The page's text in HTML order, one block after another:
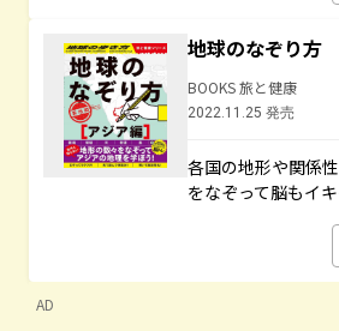
地球のなぞり
BOOKS 旅と健康
2022.11.25 発売
各国の地形や関係
をなぞって脳もイキ
AD